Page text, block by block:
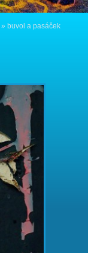
» buvol a pasáček